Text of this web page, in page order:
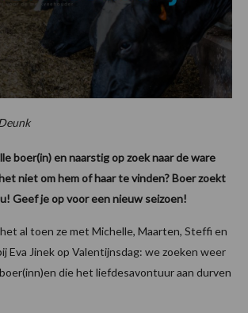
boer(in) en naarstig op zoek naar de ware
niet om hem of haar te vinden? Boer zoekt
Geef je op voor een nieuw seizoen!
al toen ze met Michelle, Maarten, Steffi en
Eva Jinek op Valentijnsdag: we zoeken weer
die het liefdesavontuur aan durven